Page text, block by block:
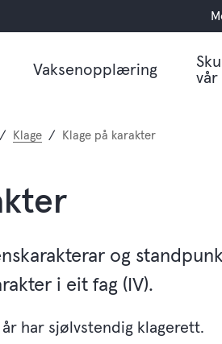
Vaksenopplæring
vår
Klage Klage på karakter
og
i eit fag (IV).
har sjølvstendig klagerett.